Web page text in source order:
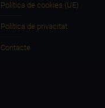
Política de cookies (UE)
Política de privacitat
Contacte